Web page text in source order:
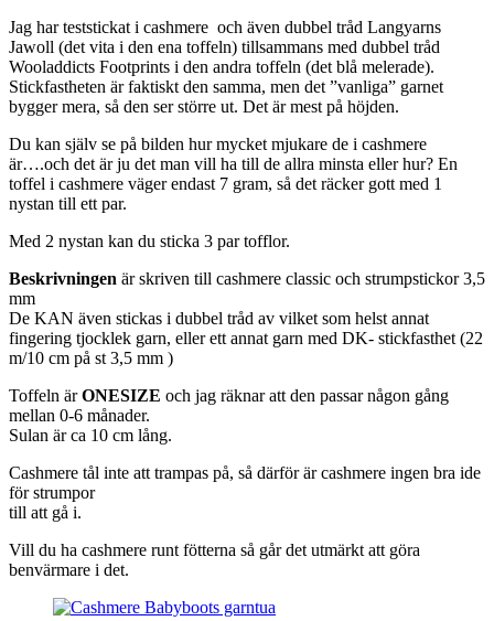
Jag har teststickat i cashmere och även dubbel tråd Langyarns
Jawoll (det vita i den ena toffeln) tillsammans med dubbel tråd
Wooladdicts Footprints i den andra toffeln (det blå melerade).
Stickfastheten är faktiskt den samma, men det ”vanliga” garnet
bygger mera, så den ser större ut. Det är mest på höjden.
Du kan själv se på bilden hur mycket mjukare de i cashmere
är….och det är ju det man vill ha till de allra minsta eller hur? En
toffel i cashmere väger endast 7 gram, så det räcker gott med 1
nystan till ett par.
Med 2 nystan kan du sticka 3 par tofflor.
Beskrivningen är skriven till cashmere classic och strumpstickor 3,5
mm
De KAN även stickas i dubbel tråd av vilket som helst annat
fingering tjocklek garn, eller ett annat garn med DK- stickfasthet (22
m/10 cm på st 3,5 mm )
Toffeln ärONESIZE och jag räknar att den passar någon gång
mellan 0-6 månader.
Sulan är ca 10 cm lång.
Cashmere tål inte att trampas på, så därför är cashmere ingen bra ide
för strumpor
till att gå i.
Vill du ha cashmere runt fötterna så går det utmärkt att göra
benvärmare i det.